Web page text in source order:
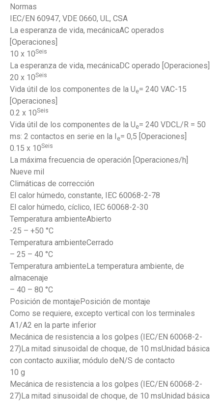
Normas
IEC/EN 60947, VDE 0660, UL, CSA
La esperanza de vida, mecánicaAC operados
[Operaciones]
10 x 10Seis
La esperanza de vida, mecánicaDC operado [Operaciones]
20 x 10Seis
Vida útil de los componentes de la Ue= 240 VAC-15
[Operaciones]
0.2 x 10Seis
Vida útil de los componentes de la Ue= 240 VDCL/R = 50
ms: 2 contactos en serie en la I e= 0,5 [Operaciones]
0.15 x 10Seis
La máxima frecuencia de operación [Operaciones/h]
Nueve mil
Climáticas de corrección
El calor húmedo, constante, IEC 60068-2-78
El calor húmedo, cíclico, IEC 60068-2-30
Temperatura ambienteAbierto
-25 – +50 °C
Temperatura ambienteCerrado
– 25 – 40 °C
Temperatura ambienteLa temperatura ambiente, de
almacenaje
– 40 – 80 °C
Posición de montajePosición de montaje
Como se requiere, excepto vertical con los terminales
A1/A2 en la parte inferior
Mecánica de resistencia a los golpes (IEC/EN 60068-2-
27)La mitad sinusoidal de choque, de 10 msUnidad básica
con contacto auxiliar, módulo deN/S de contacto
10 g
Mecánica de resistencia a los golpes (IEC/EN 60068-2-
27)La mitad sinusoidal de choque, de 10 msUnidad básica